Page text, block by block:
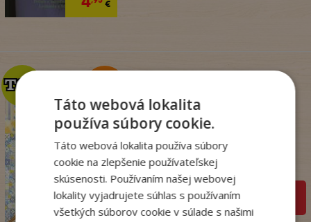
€
18 ,99 €
TOP
TOP
Penzión v Portugalsku
bez oriezky (v ...
Julie Caplin
Na sklade
pridať do košíka
Táto webová lokalita
používa súbory cookie.
Táto webová lokalita používa súbory
cookie na zlepšenie používateľskej
skúsenosti. Používaním našej webovej
lokality vyjadrujete súhlas s používaním
všetkých súborov cookie v súlade s našimi